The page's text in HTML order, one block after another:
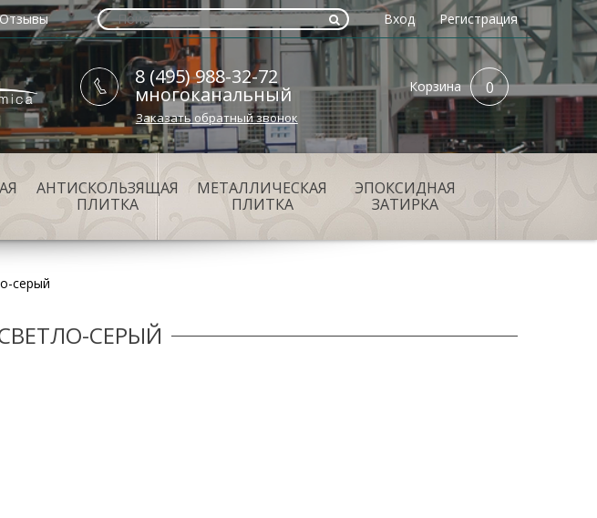
Отзывы Вход Регистрация
Корзина 0
8 (495) 988-32-72
многоканальный
Заказать обратный звонок
АНТИСКОЛЬЗЯЩАЯ
ПЛИТКА
МЕТАЛЛИЧЕСКАЯ
ПЛИТКА
ЭПОКСИДНАЯ
ЗАТИРКА
серый
СЕРЫЙ